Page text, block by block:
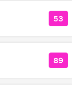
53
89